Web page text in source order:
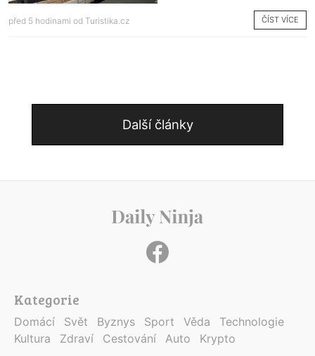
před 5 hodinami od Turistika.cz ČÍST VÍCE
Další články
Kategorie
Domácí Svět Byznys Sport Věda
Technologie
Kultura
Zdraví Cestování Auto Krypto